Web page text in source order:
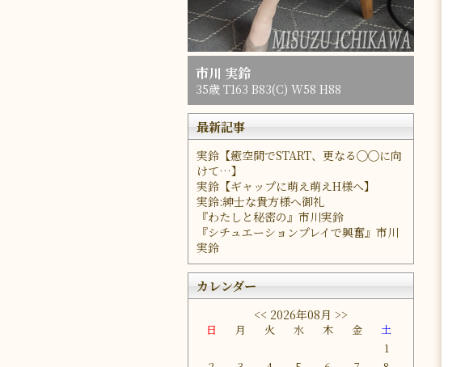
市川 実鈴
35歳 T163 B83(C) W58 H88
最新記事
実鈴【癒空間でSTART、更なる◯◯に向
けて…】
実鈴【ギャップに萌え萌えH様へ】
実鈴:紳士な貴方様へ御礼
『わたしと秘密の』市川実鈴
『シチュエーションプレイで興奮』市川
実鈴
カレンダー
<< 2026年08月 >>
日 月 火 水 木 金
土
1